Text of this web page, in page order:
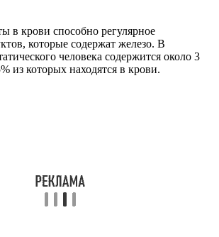
в крови способно регулярное
которые содержат железо. В
человека содержится около 3
из которых находятся в крови.